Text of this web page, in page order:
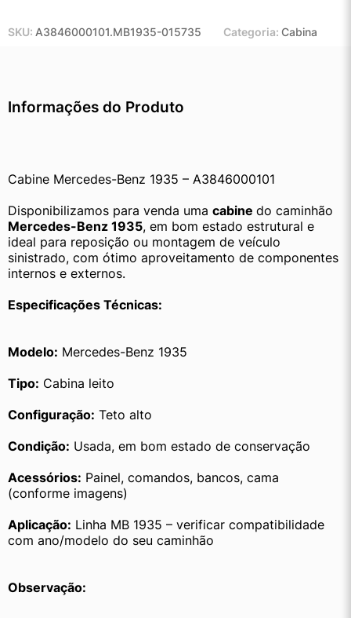
SKU: A3846000101.MB1935-015735 Categoria: Cabina
Informações do Produto
Cabine Mercedes-Benz 1935 – A3846000101
Disponibilizamos para venda uma cabine
Mercedes-Benz 1935, em bom estado estrutural e
ideal para reposição ou montagem de veículo
sinistrado, com ótimo aproveitamento de componentes
internos e externos.
Especificações Técnicas:
Modelo: Mercedes-Benz 1935
Tipo: Cabina leito
Configuração: Teto alto
Condição: Usada, em bom estado de conservação
Acessórios: Painel, comandos, bancos, cama
(conforme imagens)
Aplicação: Linha MB 1935 – verificar compatibilidade
com ano/modelo do seu caminhão
Observação: